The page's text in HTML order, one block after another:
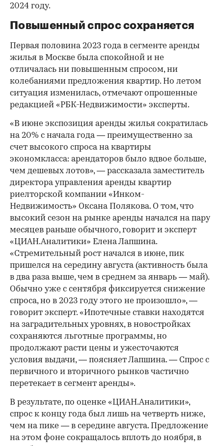
2024 году.
Повышенный спрос сохраняется
Первая половина 2023 года в сегменте аренды
жилья в Москве была спокойной и не
отличалась ни повышенным спросом, ни
колебаниями предложения квартир. Но летом
ситуация изменилась, отмечают опрошенные
редакцией «РБК-Недвижимости» эксперты.
«В июне экспозиция аренды жилья сократилась
на 20% с начала года — преимущественно за
счет высокого спроса на квартиры
экономкласса: арендаторов было вдвое больше,
чем дешевых лотов», — рассказала заместитель
директора управления аренды квартир
риелторской компании «Инком-
Недвижимость» Оксана Полякова. О том, что
высокий сезон на рынке аренды начался на пару
месяцев раньше обычного, говорит и эксперт
«ЦИАН.Аналитики» Елена Лапшина.
«Стремительный рост начался в июне, пик
пришелся на середину августа (активность была
в два раза выше, чем в среднем за январь — май).
Обычно уже с сентября фиксируется снижение
спроса, но в 2023 году этого не произошло», —
говорит эксперт. «Ипотечные ставки находятся
на заградительных уровнях, в новостройках
сохраняются льготные программы, но
продолжают расти цены и ужесточаются
условия выдачи, — поясняет Лапшина. — Спрос с
первичного и вторичного рынков частично
перетекает в сегмент аренды».
В результате, по оценке «ЦИАН.Аналитики»,
спрос к концу года был лишь на четверть ниже,
чем на пике — в середине августа. Предложение
на этом фоне сокращалось вплоть до ноября, в